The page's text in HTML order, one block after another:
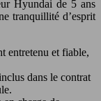
Hyundai de 5 ans
tranquillité d’esprit
entretenu et fiable,
dans le contrat